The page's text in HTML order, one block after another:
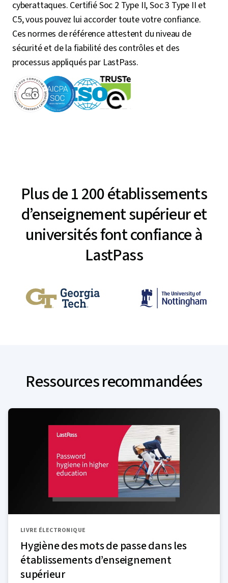
cyberattaques. Certifié Soc 2 Type II, Soc 3 Type II et
C5, vous pouvez lui accorder toute votre confiance.
Ces normes de référence attestent du niveau de
sécurité et de la fiabilité des contrôles et des
processus appliqués par LastPass.
Plus de 1 200 établissements
d’enseignement supérieur et
universités font confiance à
LastPass
Ressources recommandées
LIVRE ÉLECTRONIQUE
Hygiène des mots de passe dans les
établissements d’enseignement
supérieur